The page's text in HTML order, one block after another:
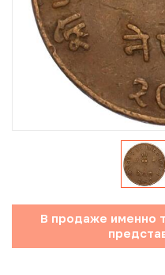
Юбилейные монеты Банка
Памятные и
Иностранные монеты
Неофициальные выпуски
Античные и
Наборы монет
Инвестиционные монеты
В продаже именно